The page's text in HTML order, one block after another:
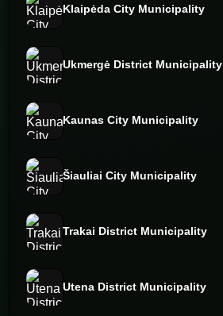
Klaipėda City Municipality
Ukmergė District Municipality
Kaunas City Municipality
Šiauliai City Municipality
Trakai District Municipality
Utena District Municipality